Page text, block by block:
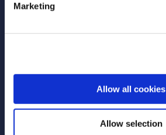
Marketing
Allow all cookies
Allow selection
Política de Privacidade
Política de Cookies